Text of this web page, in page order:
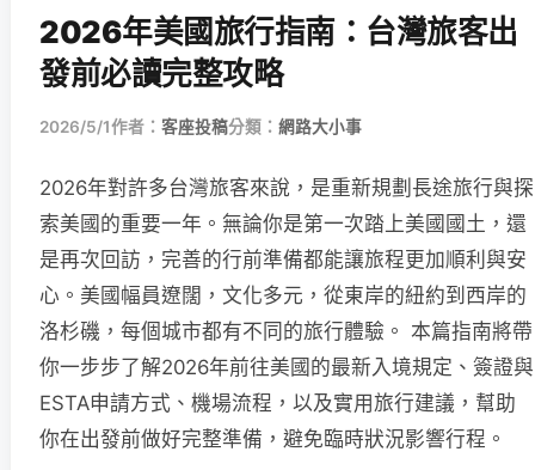
2026年美國旅行指南：台灣旅客出
發前必讀完整攻略
2026/5/1作者： 客座投稿分類： 網路大小事
2026年對許多台灣旅客來說，是重新規劃長途旅行與探
索美國的重要一年。無論你是第一次踏上美國國土，還
是再次回訪，完善的行前準備都能讓旅程更加順利與安
心。美國幅員遼闊，文化多元，從東岸的紐約到西岸的
洛杉磯，每個城市都有不同的旅行體驗。 本篇指南將帶
你一步步了解2026年前往美國的最新入境規定、簽證與
ESTA申請方式、機場流程，以及實用旅行建議，幫助
你在出發前做好完整準備，避免臨時狀況影響行程。